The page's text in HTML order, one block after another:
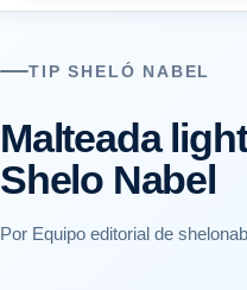
TIP SHELÓ NABEL
Malteada
Shelo Nabel
Por Equipo editorial de